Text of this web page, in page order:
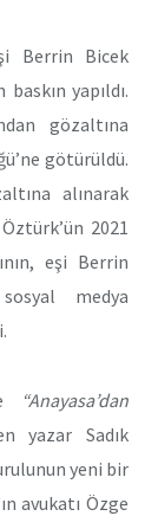
Berrin Bicek
yapıldı.
gözaltına
götürüldü.
alınarak
2021
eşi Berrin
medya
“Anayasa’dan
yazar Sadık
yeni bir
avukatı Özge